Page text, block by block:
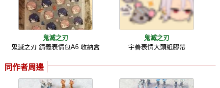
鬼滅之刃
鬼滅之刃 錆義表情包A6 收納盒
鬼滅之刃
宇善表情大頭紙膠帶
同作者周邊